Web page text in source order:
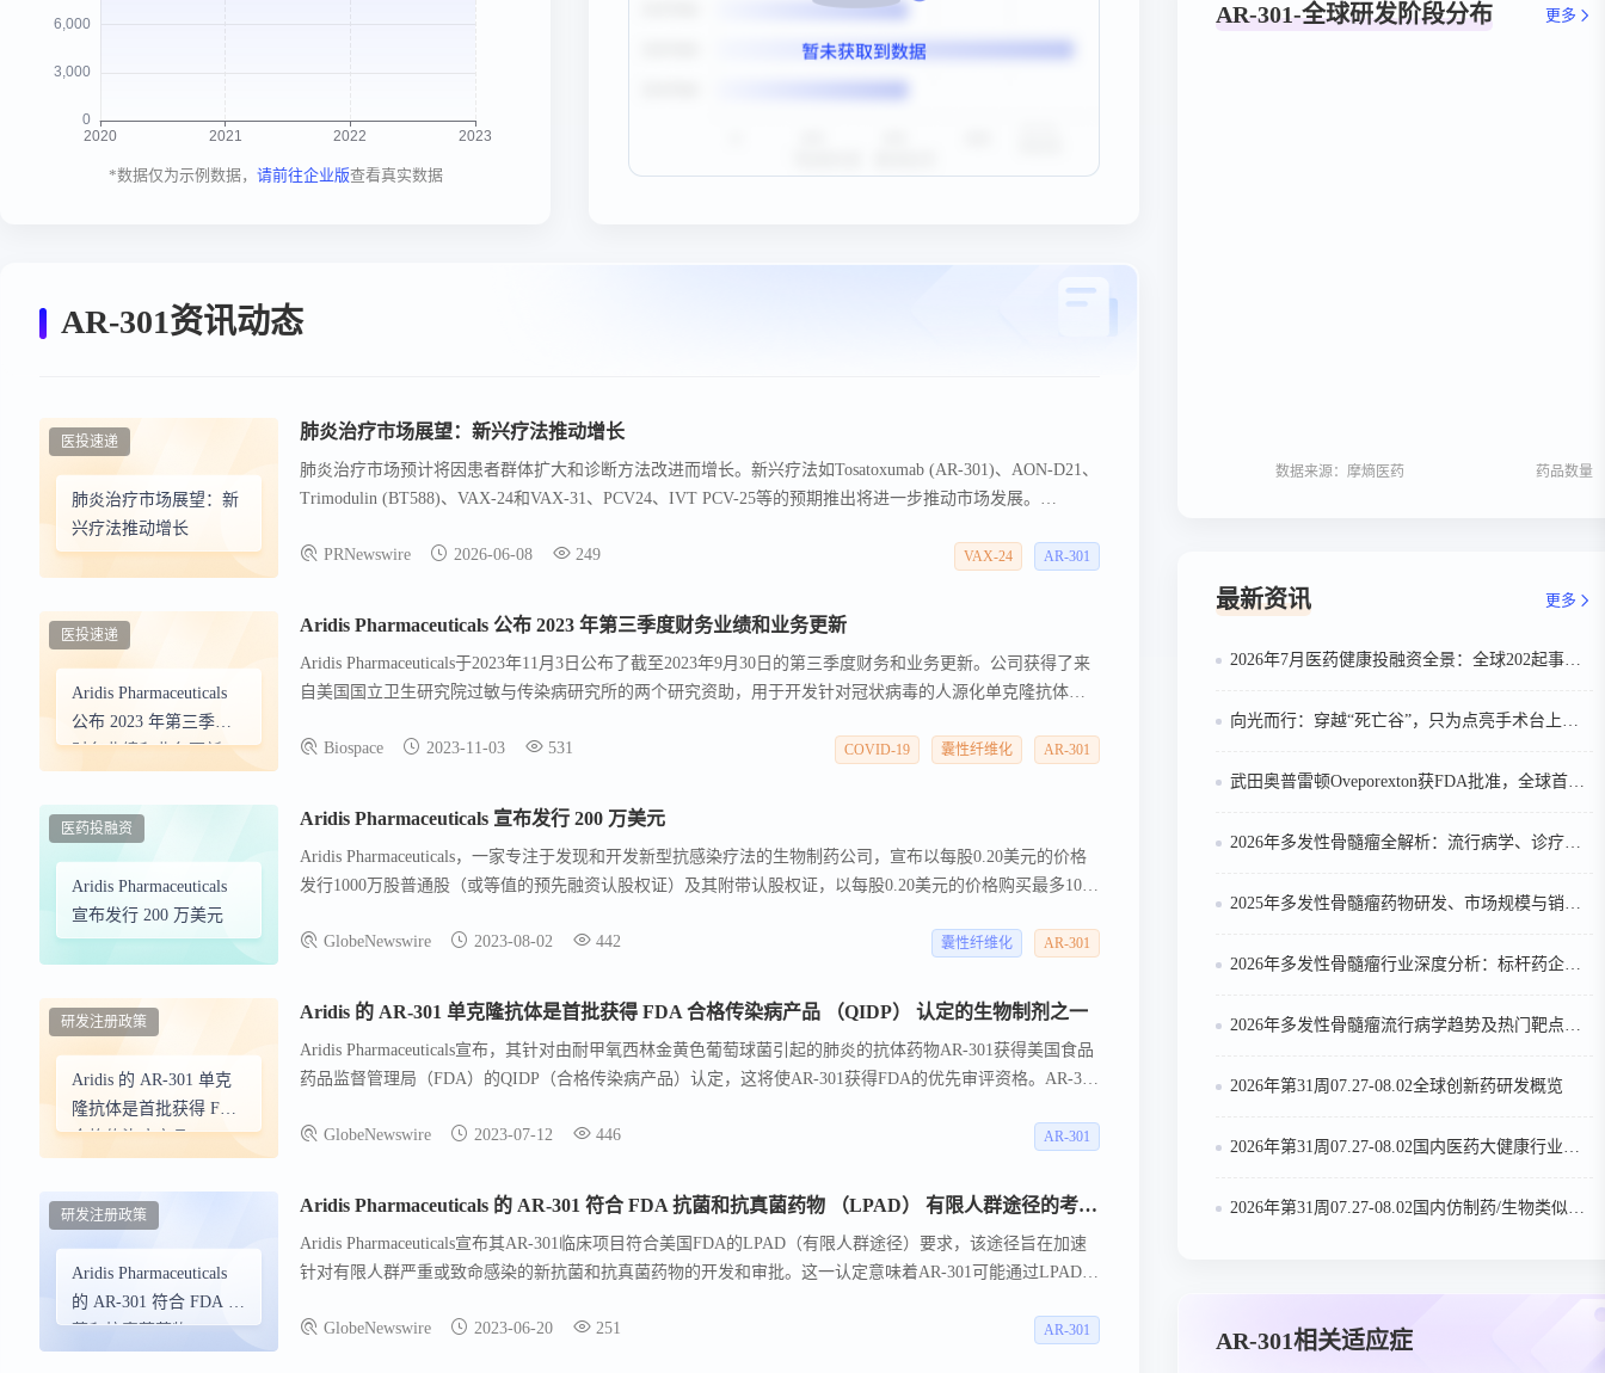
*数据仅为示例数据， 请前往企业版查看真实数据
AR-301资讯动态
肺炎治疗市场展望：新
兴疗法推动增长
医投速递 肺炎治疗市场展望：新兴疗法推动增长
肺炎治疗市场预计将因患者群体扩大和诊断方法改进而增长。新兴疗法如Tosatoxumab (AR-301)、AON-D21、
Trimodulin (BT588)、VAX-24和VAX-31、PCV24、IVT PCV-25等的预期推出将进一步推动市场发展。
测期内（2026-2036年）将稳步增长，主要受社区和医院获得性肺炎发病率上升、抗菌药物耐药性增加、诊断
PRNewswire 2026-06-08 249 VAX-24 AR-301
Aridis Pharmaceuticals
公布 2023 年第三季度
财务业绩和业务更新
医投速递 Aridis Pharmaceuticals 公布 2023 年第三季度财务业绩和业务更新
Aridis Pharmaceuticals于2023年11月3日公布了截至2023年9月30日的第三季度财务和业务更新。公司获得了来
自美国国立卫生研究院过敏与传染病研究所的两个研究资助，用于开发针对冠状病毒的人源化单克隆抗体和
讯》接受发表。Aridis已升级至OTCQB市场，并成功筹集了200万美元的收益。公司多个后期临床资产和强大
纤维化患者的临床试验中取得积极结果，AR-301（托萨托珠单抗）在治疗重症监护病房患者的VAP中显示出
亏损约为8.3万美元。
Biospace 2023-11-03 531 COVID-19 囊性纤维化 AR-301
Aridis Pharmaceuticals
宣布发行 200 万美元
医药投融资 Aridis Pharmaceuticals 宣布发行 200 万美元
Aridis Pharmaceuticals，一家专注于发现和开发新型抗感染疗法的生物制药公司，宣布以每股0.20美元的价格
发行1000万股普通股（或等值的预先融资认股权证）及其附带认股权证，以每股0.20美元的价格购买最多1000
2023年8月4日或之前完成。同时，公司同意修改某些现有认股权证，以降低行权价格并延长终止日期。Aridis
AR-301、AR-501、AR-320、AR-701、AR-101、AR-201和AR-401等。
GlobeNewswire 2023-08-02 442 囊性纤维化 AR-301
Aridis 的 AR-301 单克
隆抗体是首批获得 FDA
合格传染病产品
研发注册政策 Aridis 的 AR-301 单克隆抗体是首批获得 FDA 合格传染病产品 （QIDP） 认定的生物制剂之一
Aridis Pharmaceuticals宣布，其针对由耐甲氧西林金黄色葡萄球菌引起的肺炎的抗体药物AR-301获得美国食品
药品监督管理局（FDA）的QIDP（合格传染病产品）认定，这将使AR-301获得FDA的优先审评资格。AR-301
首个获得QIDP认定的抗菌生物制剂，对阿瑞迪斯及其对抗菌耐药性（AMR）的生物制剂解决方案公司来说是
发和监管审查流程。这一备受瞩目的认定使AR-301项目在继续推进其3期临床试验和上市申请时处于有利地
GlobeNewswire 2023-07-12 446 AR-301
Aridis Pharmaceuticals
的 AR-301 符合 FDA 抗
菌和抗真菌药物
研发注册政策 Aridis Pharmaceuticals 的 AR-301 符合 FDA 抗菌和抗真菌药物 （LPAD） 有限人群途径的考虑条件
Aridis Pharmaceuticals宣布其AR-301临床项目符合美国FDA的LPAD（有限人群途径）要求，该途径旨在加速
针对有限人群严重或致命感染的新抗菌和抗真菌药物的开发和审批。这一认定意味着AR-301可能通过LPAD获
验。Aridis致力于发现和开发针对生命威胁性感染的新型抗感染疗法，其产品管线包括多个处于不同阶段的抗
GlobeNewswire 2023-06-20 251 AR-301
AR-301-全球研发阶段分布 更多
数据来源：摩熵医药 药品数量
最新资讯 更多
2026年7月医药健康投融资全景：全球202起事件、中国99起，医疗器械+医药研发双赛道吸金564亿
向光而行：穿越“死亡谷”，只为点亮手术台上的那束光
武田奥普雷顿Oveporexton获FDA批准，全球首个靶向食欲素的1型发作性睡病对因治疗药物上市
2026年多发性骨髓瘤全解析：流行病学、诊疗及医保政策梳理
2025年多发性骨髓瘤药物研发、市场规模与销售趋势全解析
2026年多发性骨髓瘤行业深度分析：标杆药企案例与技术迭代研判
2026年多发性骨髓瘤流行病学趋势及热门靶点药物市场表现洞察
2026年第31周07.27-08.02全球创新药研发概览
2026年第31周07.27-08.02国内医药大健康行业政策法规汇总
2026年第31周07.27-08.02国内仿制药/生物类似物申报/审批数据分析
AR-301相关适应症